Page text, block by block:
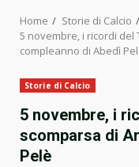
Home
Storie di Calcio
5 novembre, i ricordi del
compleanno di Abedì
Storie di Calcio
5 novembre, i
scomparsa di
Pelè